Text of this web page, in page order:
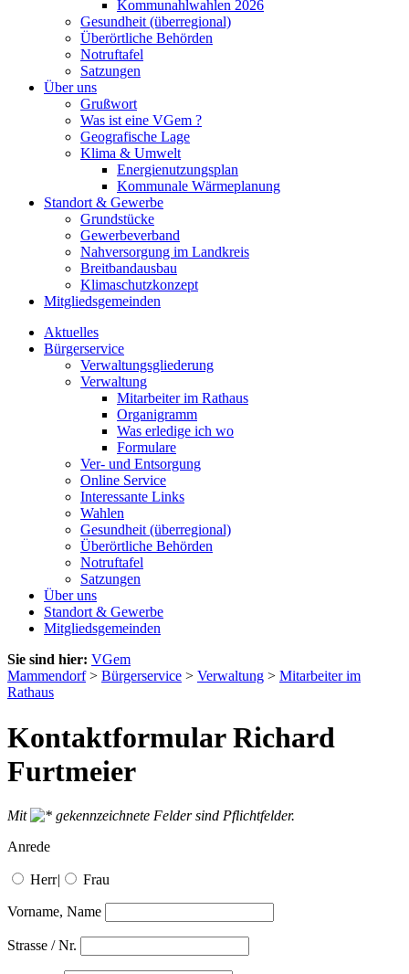
Kommunahlwahlen 2026
Gesundheit (überregional)
Überörtliche Behörden
Notruftafel
Satzungen
Über uns
Grußwort
Was ist eine VGem ?
Geografische Lage
Klima & Umwelt
Energienutzungsplan
Kommunale Wärmeplanung
Standort & Gewerbe
Grundstücke
Gewerbeverband
Nahversorgung im Landkreis
Breitbandausbau
Klimaschutzkonzept
Mitgliedsgemeinden
Aktuelles
Bürgerservice
Verwaltungsgliederung
Verwaltung
Mitarbeiter im Rathaus
Organigramm
Was erledige ich wo
Formulare
Ver- und Entsorgung
Online Service
Interessante Links
Wahlen
Gesundheit (überregional)
Überörtliche Behörden
Notruftafel
Satzungen
Über uns
Standort & Gewerbe
Mitgliedsgemeinden
Sie sind hier: VGem
Mammendorf> Bürgerservice > Verwaltung > Mitarbeiter im
Rathaus
Kontaktformular Richard
Furtmeier
Mit
gekennzeichnete Felder sind Pflichtfelder.
Anrede
Herr| Frau
Vorname, Name
Strasse / Nr.